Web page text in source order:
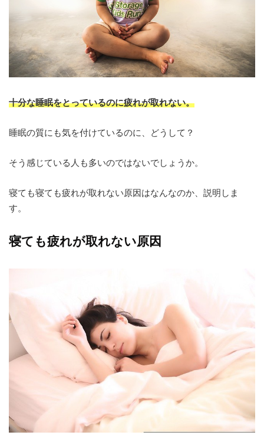
十分な睡眠をとっているのに疲れが取れない。
睡眠の質にも気を付けているのに、どうして？
そう感じている人も多いのではないでしょうか。
寝ても寝ても疲れが取れない原因はなんなのか、説明しま
す。
寝ても疲れが取れない原因